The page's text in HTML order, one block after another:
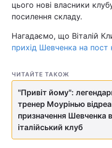
Тема оформлення
цього нові власники
посилення складу.
Нагадаємо, що Віталій
прихід Шевченка на
ЧИТАЙТЕ ТАКОЖ
"Привіт йому":
тренер Моурінью
призначення Шевченка в
італійський клуб